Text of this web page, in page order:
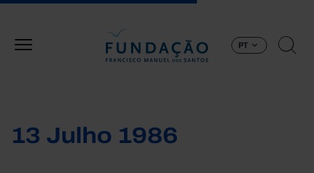
PT
13 Julho 1986